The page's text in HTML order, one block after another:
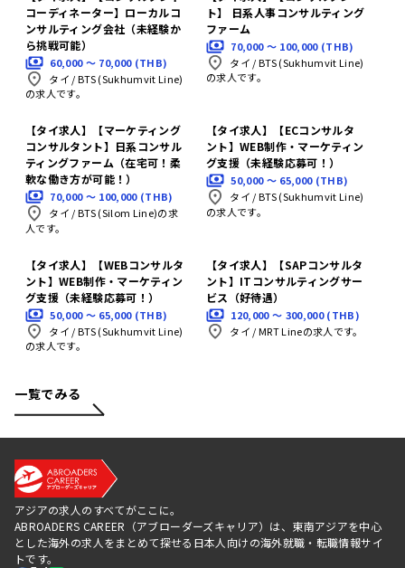
コーディネーター】ローカルコ
ンサルティング会社（未経験か
ら挑戦可能）
60,000 〜 70,000 (THB)
タイ /BTS (Sukhumvit Line)
の求人です。
ト】 日系人事コンサルティング
ファーム
70,000 〜 100,000 (THB)
タイ /BTS (Sukhumvit Line)
の求人です。
【タイ求人】【マーケティング
コンサルタント】日系コンサル
ティングファーム（在宅可！柔
軟な働き方が可能！）
70,000 〜 100,000 (THB)
タイ /BTS (Silom Line)の求
人です。
【タイ求人】【ECコンサルタ
ント】WEB制作・マーケティン
グ支援（未経験応募可！）
50,000 〜 65,000 (THB)
タイ /BTS (Sukhumvit Line)
の求人です。
【タイ求人】【WEBコンサルタ
ント】WEB制作・マーケティン
グ支援（未経験応募可！）
50,000 〜 65,000 (THB)
タイ /BTS (Sukhumvit Line)
の求人です。
【タイ求人】【SAPコンサルタ
ント】ITコンサルティングサー
ビス（好待遇）
120,000 〜 300,000 (THB)
タイ /MRT Lineの求人です。
一覧でみる
アジアの求人のすべてがここに。
ABROADERS CAREER（アブローダーズキャリア）は、東南アジアを中心
とした海外の求人をまとめて探せる日本人向けの海外就職・転職情報サイ
トです。